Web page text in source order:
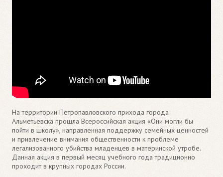
На территории Петропавловского прихода города
Альметьевска прошла Всероссийская акция «Они могли бы
пойти в школу», направленная поддержку семейных ценностей
и привлечение внимания общественности к проблеме
легализованного убийства младенцев в материнской утробе.
Данная акция в первый месяц учебного года традиционно
проходит в крупных городах России.